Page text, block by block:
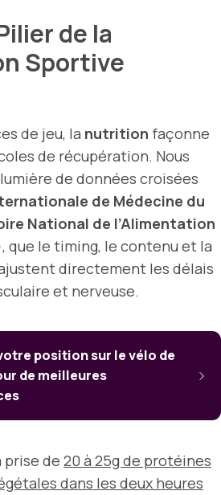
de la
Sportive
de jeu, la nutrition façonne
de récupération. Nous
de données croisées
de Médecine du
National de l’Alimentation
, que le timing, le contenu et la
directement les délais
et nerveuse.
position sur le vélo de
de meilleures
prise de 20 à 25g de protéines
dans les deux heures